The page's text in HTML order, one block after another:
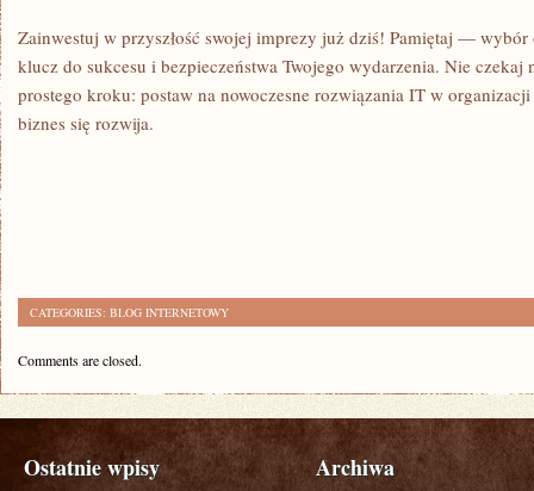
Zainwestuj w przyszłość swojej imprezy już dziś! Pamiętaj — wybór
klucz do sukcesu i bezpieczeństwa Twojego wydarzenia. Nie
prostego kroku: postaw na nowoczesne rozwiązania IT w
biznes się rozwija.
CATEGORIES: BLOG INTERNETOWY
Comments are closed.
Ostatnie wpisy Archiwa